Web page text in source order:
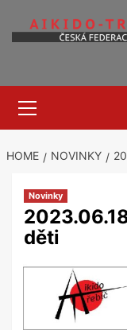
Menu
HOME NOVINKY
Novinky
děti